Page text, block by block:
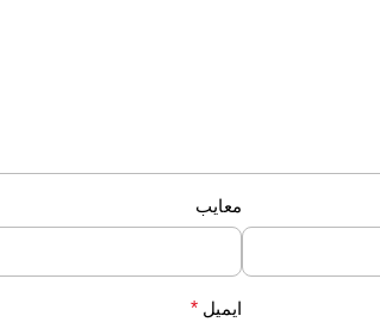
معایب
ایمیل *